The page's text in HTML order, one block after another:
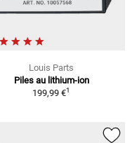
Louis Parts
Piles au lithium-ion
199,99 €1